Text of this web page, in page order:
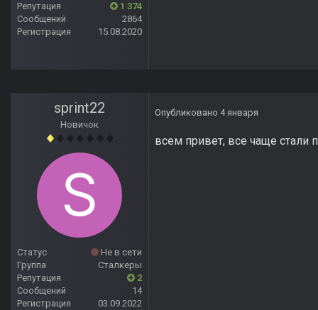
Репутация
1 374
Сообщений
2864
Регистрация
15.08.2020
sprint22
Новичок
Статус
Не в сети
Группа
Сталкеры
Репутация
2
Сообщений
14
Регистрация
03.09.2022
Опубликовано 4 января
всем привет, все чаще стали